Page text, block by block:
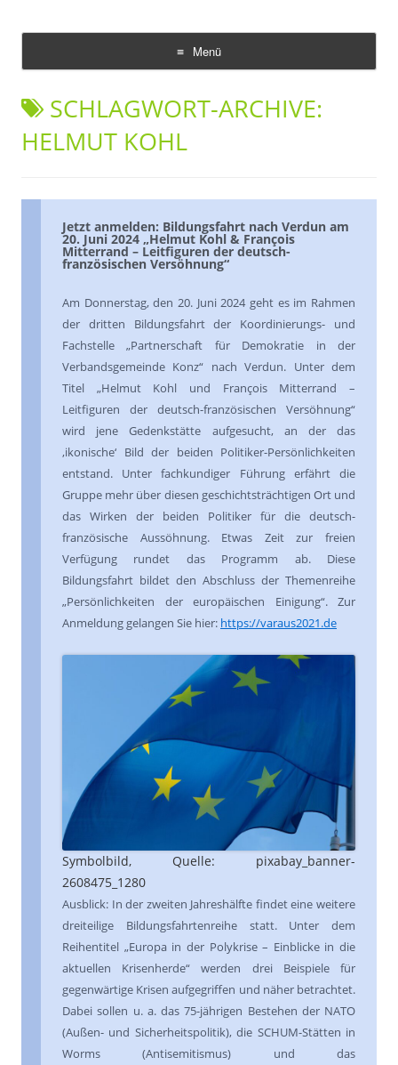
Menü
Zum
springenSCHLAGWORT-ARCHIVE:
HELMUT KOHL
Jetzt anmelden: Bildungsfahrt nach Verdun am
20. Juni 2024 „Helmut Kohl & François
Mitterrand – Leitfiguren der deutsch-
französischen Versöhnung“
Am Donnerstag, den 20. Juni 2024 geht es im Rahmen
der dritten Bildungsfahrt der Koordinierungs- und
Fachstelle „Partnerschaft für Demokratie in der
Verbandsgemeinde Konz“ nach Verdun. Unter dem
Titel „Helmut Kohl und François Mitterrand –
Leitfiguren der deutsch-französischen Versöhnung“
wird jene Gedenkstätte aufgesucht, an der das
‚ikonische‘ Bild der beiden Politiker-Persönlichkeiten
entstand. Unter fachkundiger Führung erfährt die
Gruppe mehr über diesen geschichtsträchtigen Ort und
das Wirken der beiden Politiker für die deutsch-
französische Aussöhnung. Etwas Zeit zur freien
Verfügung rundet das Programm ab. Diese
Bildungsfahrt bildet den Abschluss der Themenreihe
„Persönlichkeiten der europäischen Einigung“. Zur
Anmeldung gelangen Sie hier: https://varaus2021.de
Symbolbild, Quelle: pixabay_banner-
2608475_1280
Ausblick: In der zweiten Jahreshälfte findet eine weitere
dreiteilige Bildungsfahrtenreihe statt. Unter dem
Reihentitel „Europa in der Polykrise – Einblicke in die
aktuellen Krisenherde“ werden drei Beispiele für
gegenwärtige Krisen aufgegriffen und näher betrachtet.
Dabei sollen u. a. das 75-jährigen Bestehen der NATO
(Außen- und Sicherheitspolitik), die SCHUM-Stätten in
Worms (Antisemitismus) und das